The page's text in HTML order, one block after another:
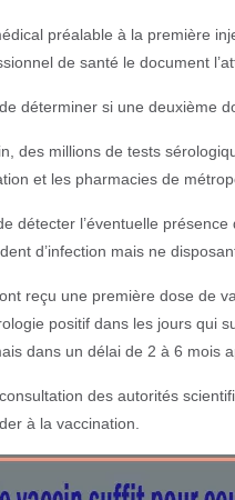
préalable à la première
de santé le document
déterminer si une deuxième
des millions de tests
et les pharmacies de
détecter l’éventuelle
d’infection mais ne
reçu une première dose de
positif dans les jours qui
dans un délai de 2 à 6 mois
des autorités
à la vaccination.